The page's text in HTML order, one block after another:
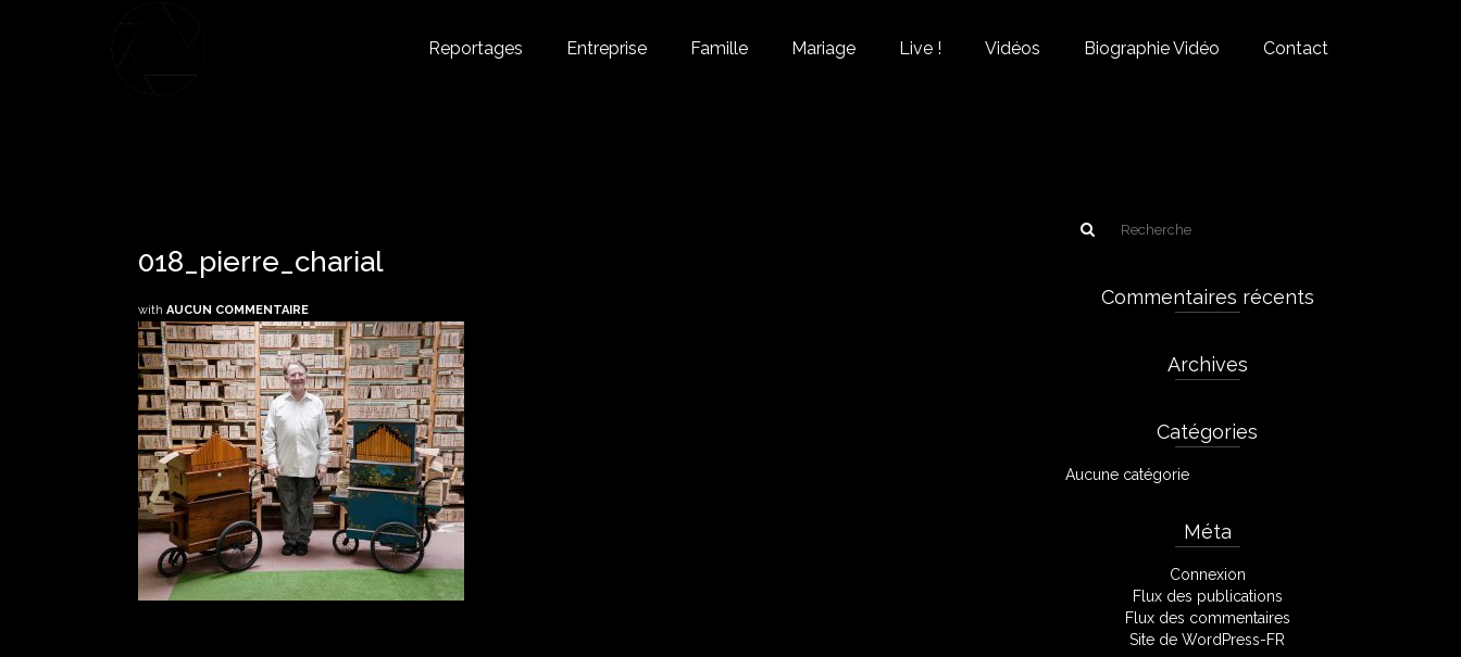
Reportages Entreprise Famille Mariage Live ! Vidéos Biographie Vidéo Contact
018_pierre_charial
with AUCUN COMMENTAIRE
Commentaires récents
Archives
Catégories
Aucune catégorie
Méta
Connexion
Flux des publications
Flux des commentaires
Site de WordPress-FR